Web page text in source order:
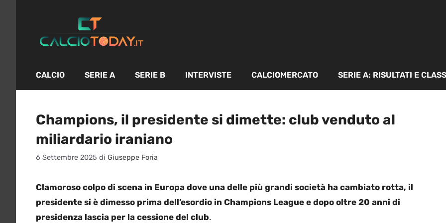
contenuto
CALCIO SERIE A SERIE B INTERVISTE CALCIOMERCATO SERIE A: RISULTATI E
Champions, il presidente si dimette: club venduto al
miliardario iraniano
6 Settembre 2025 di Giuseppe Foria
Clamoroso colpo di scena in Europa dove una delle più grandi società ha cambiato rotta, il
presidente si è dimesso prima dell’esordio in Champions League e dopo oltre 20 anni di
presidenza lascia per la cessione del club.